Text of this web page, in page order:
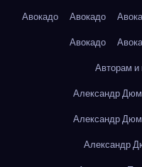
Авокадо
Авокадо
Авокадо
Авторам и
Александр
Александр
Александр